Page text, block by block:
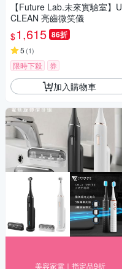
【Future Lab.未來實驗室】U
CLEAN 亮齒微笑儀
$1,615 86折
5 (1)
限時下殺 券
加入購物車
美容家電｜指定品9折